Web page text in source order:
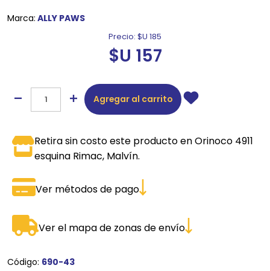
Marca: ALLY PAWS
Precio: $U 185
$U 157
Agregar al carrito
Retira sin costo este producto en Orinoco 4911
esquina Rimac, Malvín.
Ver métodos de pago
Ver el mapa de zonas de envío
Código: 690-43